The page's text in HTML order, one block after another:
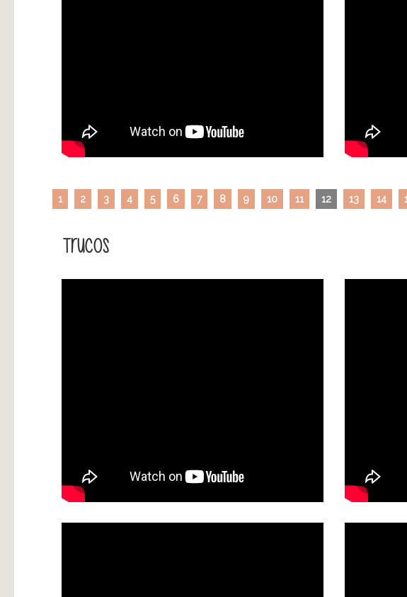
1 2 3 4 5 6 7 8 9 10 11 12 13 14
Trucos